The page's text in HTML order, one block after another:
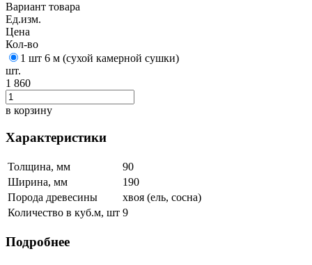
Вариант товара
Ед.изм.
Цена
Кол-во
1 шт 6 м (сухой камерной сушки)
шт.
1 860
в корзину
Характеристики
Толщина, мм
90
Ширина, мм
190
Порода древесины
хвоя (ель, сосна)
Количество в куб.м, шт 9
Подробнее